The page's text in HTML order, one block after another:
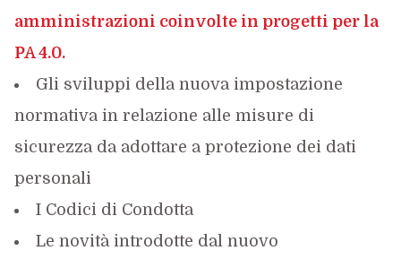
amministrazioni coinvolte in progetti per la
PA 4.0.
Gli sviluppi della nuova impostazione
normativa in relazione alle misure di
sicurezza da adottare a protezione dei dati
personali
I Codici di Condotta
Le novità introdotte dal nuovo